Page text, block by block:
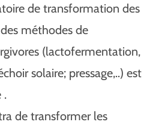
de transformation des
méthodes de
(lactofermentation,
solaire; pressage,..) est
.
de transformer les